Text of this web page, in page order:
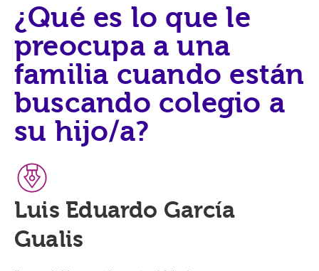
¿Qué es lo que le
preocupa a una
familia cuando están
buscando colegio a
su hijo/a?
Luis Eduardo García
Gualis